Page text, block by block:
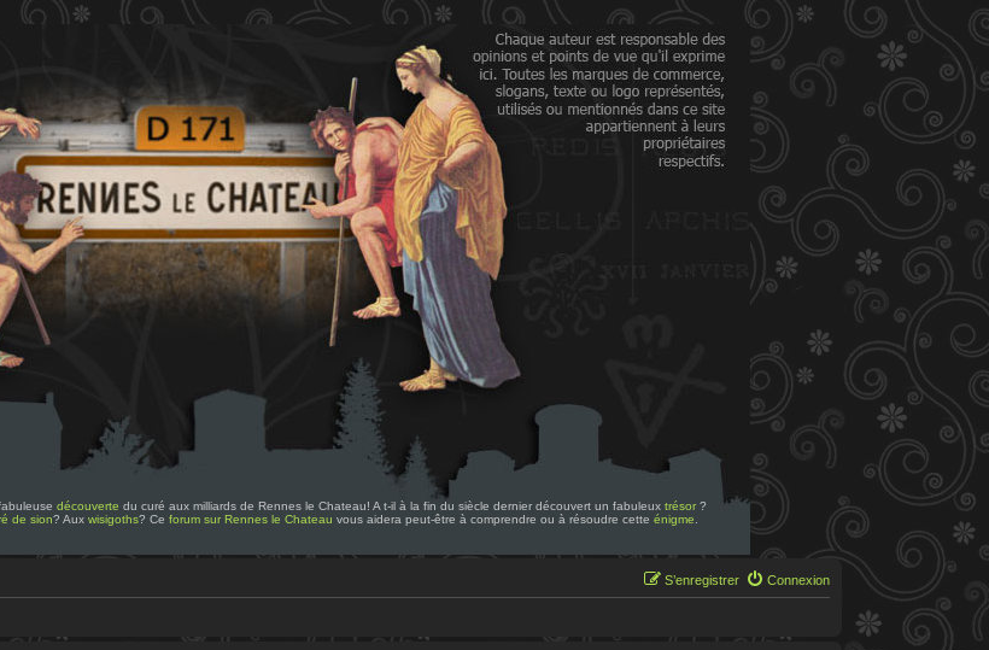
découverte du curé aux milliards de Rennes le Chateau! A t-il à la fin du siècle dernier découvert un fabuleux trésor ?
de sion? Aux wisigoths? Ce forum sur Rennes le Chateau vous aidera peut-être à comprendre ou à résoudre cette énigme
Connexion
S’enregistrer